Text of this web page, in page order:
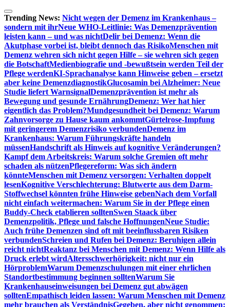
Zum
Inhalt
springen
Trending News: Nicht wegen der Demenz im Krankenhaus –
sondern mit ihrNeue WHO-Leitlinie: Was Demenzprävention
leisten kann – und was nichtDelir bei Demenz: Wenn die
Akutphase vorbei ist, bleibt dennoch das RisikoMenschen mit
Demenz wehren sich nicht gegen Hilfe – sie wehren sich gegen
die BotschaftMedienbiografie und -bewußtsein werden Teil der
Pflege werdenKI-Sprachanalyse kann Hinweise geben – ersetzt
aber keine DemenzdiagnostikGlucosamin bei Alzheimer: Neue
Studie liefert WarnsignalDemenzprävention ist mehr als
Bewegung und gesunde ErnährungDemenz: Wer hat hier
eigentlich das Problem?Mundgesundheit bei Demenz: Warum
Zahnvorsorge zu Hause kaum ankommtGürtelrose-Impfung
mit geringerem Demenzrisiko verbundenDemenz im
Krankenhaus: Warum Führungskräfte handeln
müssenHandschrift als Hinweis auf kognitive Veränderungen?
Kampf dem Arbeitskreis: Warum solche Gremien oft mehr
schaden als nützenPflegereform: Was sich ändern
könnteMenschen mit Demenz versorgen: Verhalten doppelt
lesenKognitive Verschlechterung: Blutwerte aus dem Darm-
Stoffwechsel könnten frühe Hinweise gebenNach dem Vorfall
nicht einfach weitermachen: Warum Sie in der Pflege einen
Buddy-Check etablieren solltenSwen Staack über
Demenzpolitik, Pflege und falsche HoffnungenNeue Studie:
Auch frühe Demenzen sind oft mit beeinflussbaren Risiken
verbundenSchreien und Rufen bei Demenz: Beruhigen allein
reicht nichtReaktanz bei Menschen mit Demenz: Wenn Hilfe als
Druck erlebt wirdAltersschwerhörigkeit: nicht nur ein
HörproblemWarum Demenzschulungen mit einer ehrlichen
Standortbestimmung beginnen solltenWarum Sie
Krankenhauseinweisungen bei Demenz gut abwägen
solltenEmpathisch leiden lassen: Warum Menschen mit Demenz
mehr brauchen als VerständnisGegeben, aber nicht genommen: